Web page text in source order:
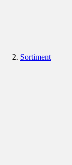
Sortiment